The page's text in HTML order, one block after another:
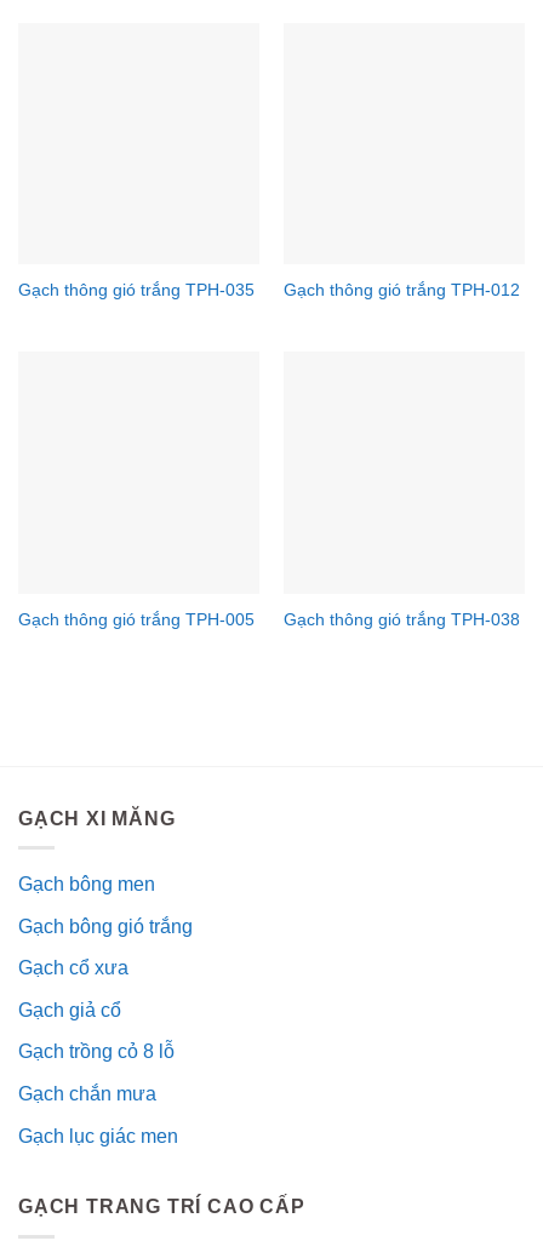
Gạch thông gió trắng TPH-035 Gạch thông gió trắng TPH-012
Gạch thông gió trắng TPH-005 Gạch thông gió trắng TPH-038
GẠCH XI MĂNG
Gạch bông men
Gạch bông gió trắng
Gạch cổ xưa
Gạch giả cổ
Gạch trồng cỏ 8 lỗ
Gạch chắn mưa
Gạch lục giác men
GẠCH TRANG TRÍ CAO CẤP